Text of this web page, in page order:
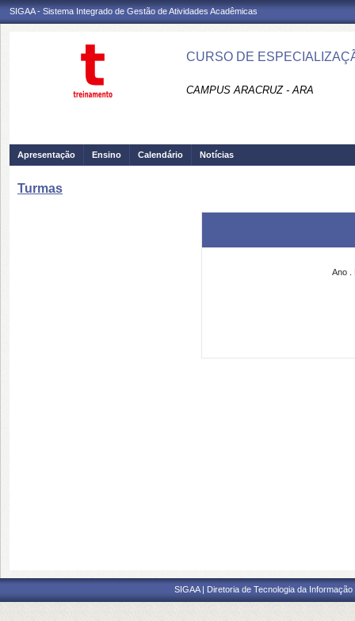
SIGAA - Sistema Integrado de Gestão de Atividades Acadêmicas
CURSO DE
CAMPUS ARACRUZ - ARA
Apresentação Ensino Calendário Notícias
Turmas
Ano
SIGAA | Diretoria de Tecnologia da